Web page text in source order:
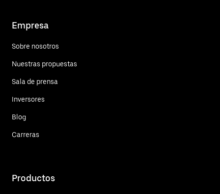
Empresa
Sobre nosotros
Nuestras propuestas
Sala de prensa
Inversores
Blog
Carreras
Productos